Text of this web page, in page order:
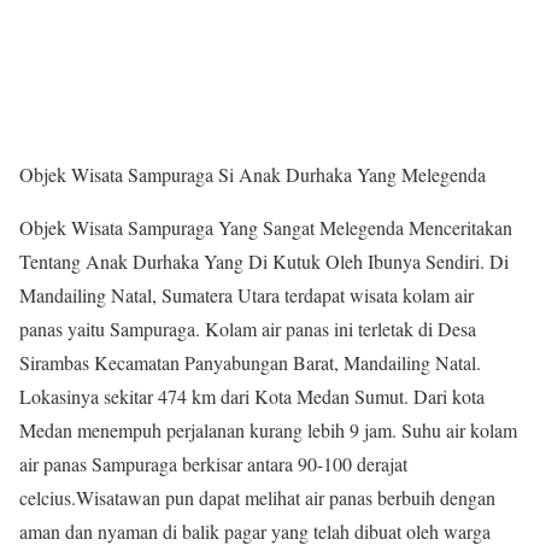
Objek Wisata Sampuraga Si Anak Durhaka Yang Melegenda
Objek Wisata Sampuraga Yang Sangat Melegenda Menceritakan
Tentang Anak Durhaka Yang Di Kutuk Oleh Ibunya Sendiri. Di
Mandailing Natal, Sumatera Utara terdapat wisata kolam air
panas yaitu Sampuraga. Kolam air panas ini terletak di Desa
Sirambas Kecamatan Panyabungan Barat, Mandailing Natal.
Lokasinya sekitar 474 km dari Kota Medan Sumut. Dari kota
Medan menempuh perjalanan kurang lebih 9 jam. Suhu air kolam
air panas Sampuraga berkisar antara 90-100 derajat
celcius.Wisatawan pun dapat melihat air panas berbuih dengan
aman dan nyaman di balik pagar yang telah dibuat oleh warga